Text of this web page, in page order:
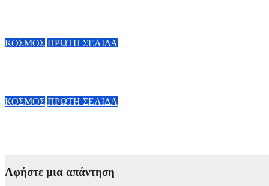
ΚΟΣΜΟΣ ΠΡΩΤΗ ΣΕΛΙΔΑ
ΚΟΣΜΟΣ ΠΡΩΤΗ ΣΕΛΙΔΑ
Αφήστε μια απάντηση